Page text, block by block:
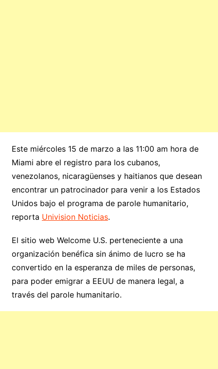
Este miércoles 15 de marzo a las 11:00 am hora de
Miami abre el registro para los cubanos,
venezolanos, nicaragüenses y haitianos que desean
encontrar un patrocinador para venir a los Estados
Unidos bajo el programa de parole humanitario,
reporta Univision Noticias.
El sitio web Welcome U.S. perteneciente a una
organización benéfica sin ánimo de lucro se ha
convertido en la esperanza de miles de personas,
para poder emigrar a EEUU de manera legal, a
través del parole humanitario.